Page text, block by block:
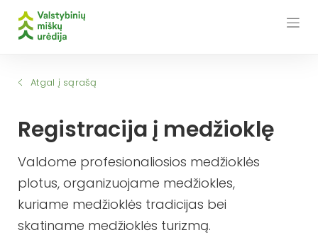
Atgal į sąrašą
Registracija į medžioklę
Valdome profesionaliosios medžioklės
plotus, organizuojame medžiokles,
kuriame medžioklės tradicijas bei
skatiname medžioklės turizmą.